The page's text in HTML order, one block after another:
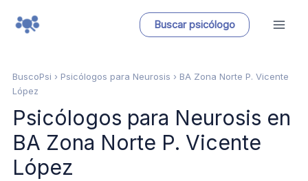
Buscar psicólogo
BuscoPsi › Psicólogos para Neurosis › BA Zona Norte P. Vicente
López
Psicólogos para Neurosis en
BA Zona Norte P. Vicente
López